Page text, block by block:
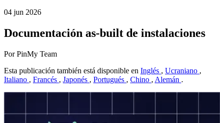
04 jun 2026
Documentación as-built de instalaciones
Por PinMy Team
Esta publicación también está disponible en Inglés , Ucraniano ,
Italiano , Francés , Japonés , Portugués , Chino , Alemán .